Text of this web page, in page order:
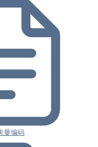
曼编码